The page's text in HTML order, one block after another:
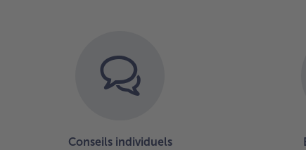
Conseils individuels